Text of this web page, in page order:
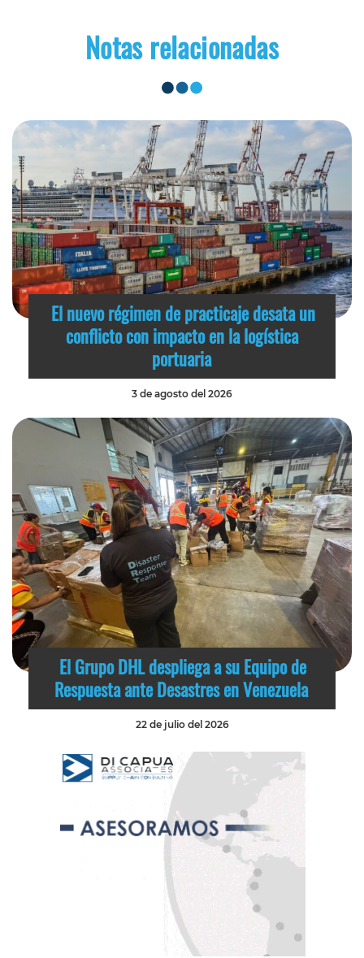
Notas relacionadas
El nuevo régimen de practicaje desata un
conflicto con impacto en la logística
portuaria
3 de agosto del 2026
El Grupo DHL despliega a su Equipo de
Respuesta ante Desastres en Venezuela
22 de julio del 2026